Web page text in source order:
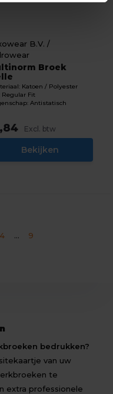
B.V. /
Broek
Katoen / Polyester
Regular Fit
Antistatisch
Excl. btw
Bekijken
4 ... 9
bedrukken?
van uw
te
extra professionele